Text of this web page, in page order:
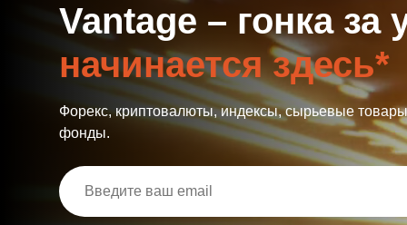
Vantage – гонка за
начинается здесь*
Форекс, криптовалюты, индексы, сырьевые
фонды.